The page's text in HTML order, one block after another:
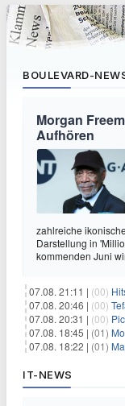
BOULEVARD-
Morgan
Aufhören
zahlreiche
Darstellung in
kommenden Juni
07.08. 21:11 | (00)
07.08. 20:46 | (00)
07.08. 20:31 | (00)
07.08. 18:45 | (01)
07.08. 18:22 | (01)
IT-NEWS